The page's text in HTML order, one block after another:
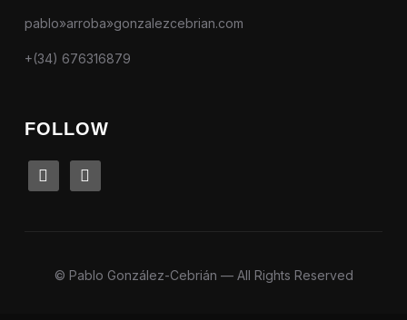
pablo»arroba»gonzalezcebrian.com
+(34) 676316879
FOLLOW
linkedin instagram
© Pablo González-Cebrián — All Rights Reserved